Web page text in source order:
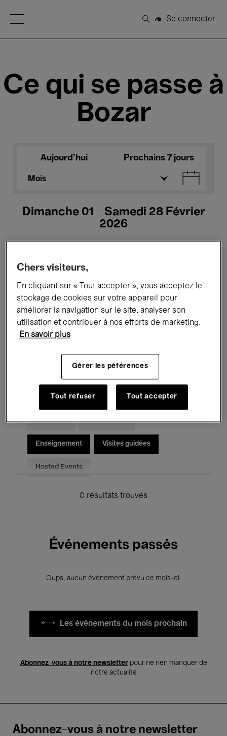
Open Menu
Rechercher
Se connecter
Ce qui se passe à
Bozar
Aujourd'hui Prochains 7 jours
Mois
Dimanche 01 - Samedi 28 Février
2026
Tous les événements Concerts
Expositions Films Performances
Rencontres & Débats
Musique classique Global Music
Musique électronique
Pour tous Kids’ Palace
Enseignement Visites guidées
Hosted Events
0 résultats trouvés
Événements passés
Oups, aucun événement prévu ce mois-ci.
Les événements du mois prochain
Abonnez-vous à notre newsletterpour ne rien manquer de
notre actualité
Abonnez-vous à notre newsletter
Chers visiteurs,
En cliquant sur « Tout accepter », vous acceptez le
stockage de cookies sur votre appareil pour
améliorer la navigation sur le site, analyser son
utilisation et contribuer à nos efforts de marketing.
En savoir plus
Gérer les péférences
Tout refuser Tout accepter